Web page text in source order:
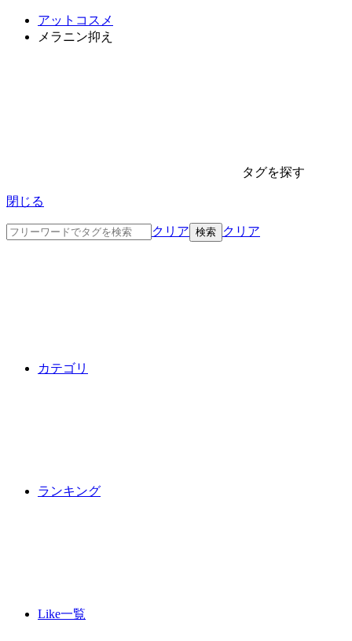
アットコスメ
メラニン抑え
タグを探す
閉じる
クリア クリア
カテゴリ
ランキング
Like一覧